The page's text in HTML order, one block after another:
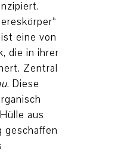
eine von
die in ihrer
Zentral
. Diese
aus
geschaffen